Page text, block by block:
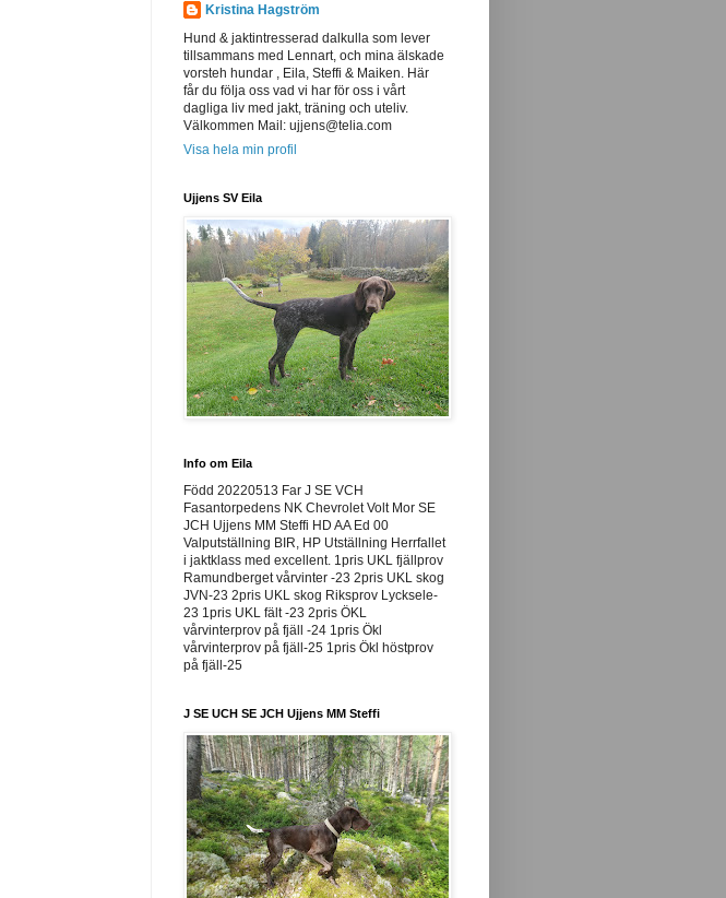
Kristina Hagström
Hund & jaktintresserad dalkulla som lever
tillsammans med Lennart, och mina älskade
vorsteh hundar , Eila, Steffi & Maiken. Här
får du följa oss vad vi har för oss i vårt
dagliga liv med jakt, träning och uteliv.
Välkommen Mail: ujjens@telia.com
Visa hela min profil
Ujjens SV Eila
Info om Eila
Född 20220513 Far J SE VCH
Fasantorpedens NK Chevrolet Volt Mor SE
JCH Ujjens MM Steffi HD AA Ed 00
Valputställning BIR, HP Utställning Herrfallet
i jaktklass med excellent. 1pris UKL fjällprov
Ramundberget vårvinter -23 2pris UKL skog
JVN-23 2pris UKL skog Riksprov Lycksele-
23 1pris UKL fält -23 2pris ÖKL
vårvinterprov på fjäll -24 1pris Ökl
vårvinterprov på fjäll-25 1pris Ökl höstprov
på fjäll-25
J SE UCH SE JCH Ujjens MM Steffi